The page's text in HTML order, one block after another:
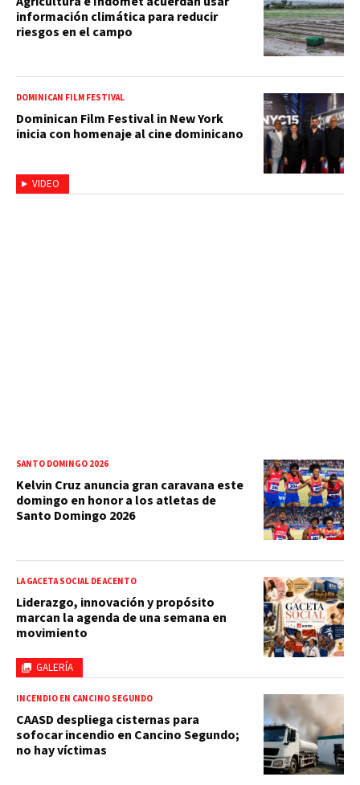
información climática para reducir
riesgos en el campo
VIDEO
DOMINICAN FILM FESTIVAL
Dominican Film Festival in New York
inicia con homenaje al cine dominicano
SANTO DOMINGO 2026
Kelvin Cruz anuncia gran caravana este
domingo en honor a los atletas de
Santo Domingo 2026
GALERÍA
LA GACETA SOCIAL DE ACENTO
Liderazgo, innovación y propósito
marcan la agenda de una semana en
movimiento
INCENDIO EN CANCINO SEGUNDO
CAASD despliega cisternas para
sofocar incendio en Cancino Segundo;
no hay víctimas